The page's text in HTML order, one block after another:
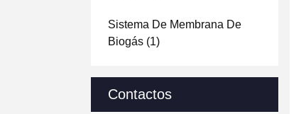
Sistema De Membrana De
Biogás (1)
Contactos